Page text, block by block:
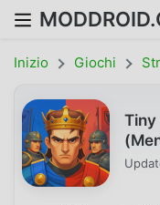
Inizio Giochi
Tiny